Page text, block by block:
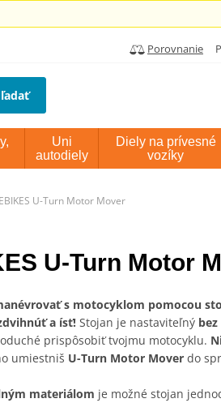
Porovnanie
Uni
autodiely
Diely na prívesné
vozíky
U-Turn Motor Mover
U-Turn Motor
s motocyklom pomocou
a ísť! Stojan je nastaviteľný
prispôsobiť tvojmu motocyklu.
umiestniš U-Turn Motor Mover do
materiálom je možné stojan